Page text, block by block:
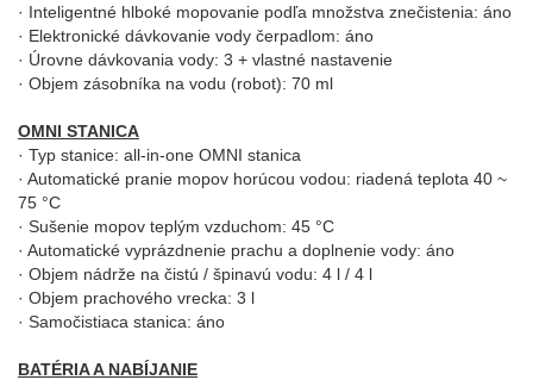
· Inteligentné hlboké mopovanie podľa množstva znečistenia: áno
· Elektronické dávkovanie vody čerpadlom: áno
· Úrovne dávkovania vody: 3 + vlastné nastavenie
· Objem zásobníka na vodu (robot): 70 ml
OMNI STANICA
· Typ stanice: all-in-one OMNI stanica
· Automatické pranie mopov horúcou vodou: riadená teplota 40 ~
75 °C
· Sušenie mopov teplým vzduchom: 45 °C
· Automatické vyprázdnenie prachu a doplnenie vody: áno
· Objem nádrže na čistú / špinavú vodu: 4 l / 4 l
· Objem prachového vrecka: 3 l
· Samočistiaca stanica: áno
BATÉRIA A NABÍJANIE